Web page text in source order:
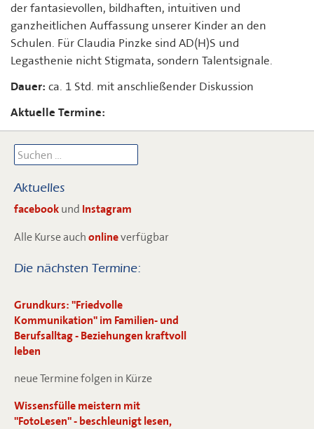
der fantasievollen, bildhaften, intuitiven und
ganzheitlichen Auffassung unserer Kinder an den
Schulen. Für Claudia Pinzke sind AD(H)S und
Legasthenie nicht Stigmata, sondern Talentsignale.
Dauer: ca. 1 Std. mit anschließender Diskussion
Aktuelle Termine:
nach:
Aktuelles
facebook und Instagram
Alle Kurse auch onlineverfügbar
Die nächsten Termine:
Grundkurs: "Friedvolle
Kommunikation" im Familien- und
Berufsalltag - Beziehungen kraftvoll
leben
neue Termine folgen in Kürze
Wissensfülle meistern mit
"FotoLesen" - beschleunigt lesen,